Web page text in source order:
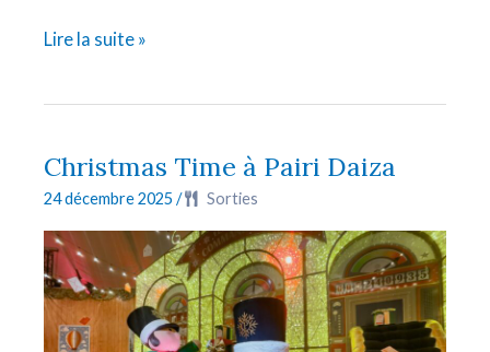
[BELGIQUE]
château
Lire la suite »
Christmas Time à Pairi Daiza
24 décembre 2025/ Sorties